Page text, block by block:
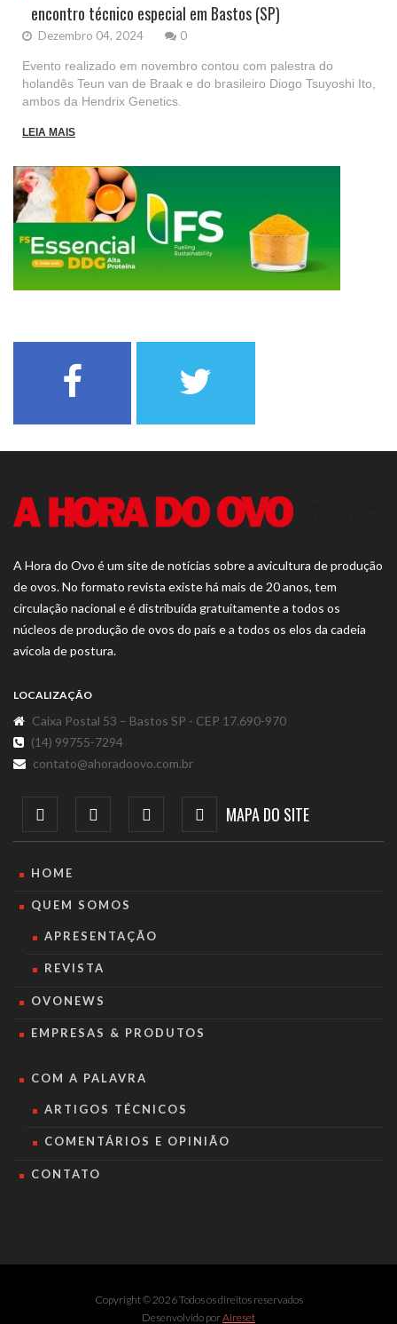
encontro técnico especial em Bastos (SP)
Dezembro 04, 2024 0
Evento realizado em novembro contou com palestra do
holandês Teun van de Braak e do brasileiro Diogo Tsuyoshi Ito,
ambos da Hendrix Genetics.
LEIA MAIS
A Hora do Ovo é um site de notícias sobre a avicultura de produção
de ovos. No formato revista existe há mais de 20 anos, tem
circulação nacional e é distribuída gratuitamente a todos os
núcleos de produção de ovos do país e a todos os elos da cadeia
avícola de postura.
LOCALIZAÇÃO
Caixa Postal 53 – Bastos SP - CEP 17.690-970
(14) 99755-7294
contato@ahoradoovo.com.br
MAPA DO SITE
HOME
QUEM SOMOS
APRESENTAÇÃO
REVISTA
OVONEWS
EMPRESAS & PRODUTOS
COM A PALAVRA
ARTIGOS TÉCNICOS
COMENTÁRIOS E OPINIÃO
CONTATO
Copyright © 2026 Todos os direitos reservados
Desenvolvido porAireset